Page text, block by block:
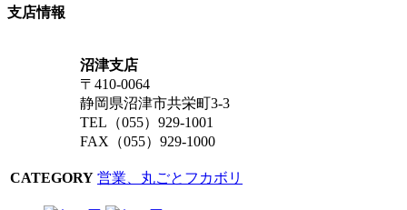
支店情報
沼津支店
〒410-0064
静岡県沼津市共栄町3-3
TEL（055）929-1001
FAX（055）929-1000
CATEGORY 営業、丸ごとフカボリ